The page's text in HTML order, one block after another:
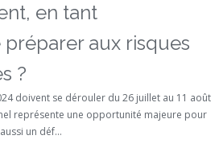
en tant
préparer aux risques
?
doivent se dérouler du 26 juillet au 11 août
représente une opportunité majeure pour
un déf...